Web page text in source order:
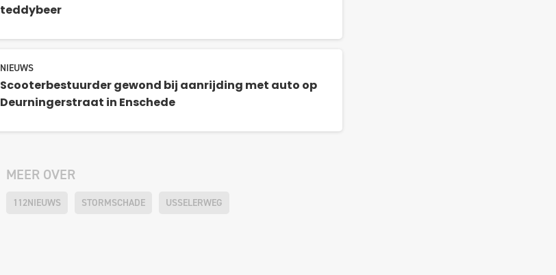
teddybeer
NIEUWS
Scooterbestuurder gewond bij aanrijding met auto op
Deurningerstraat in Enschede
MEER OVER
112NIEUWS STORMSCHADE USSELERWEG